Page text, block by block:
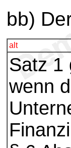
bb)
alt
Satz 1
wenn